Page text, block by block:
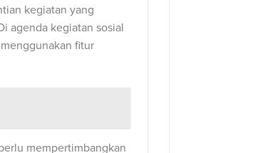
kegiatan yang
agenda kegiatan sosial
fitur
mempertimbangkan